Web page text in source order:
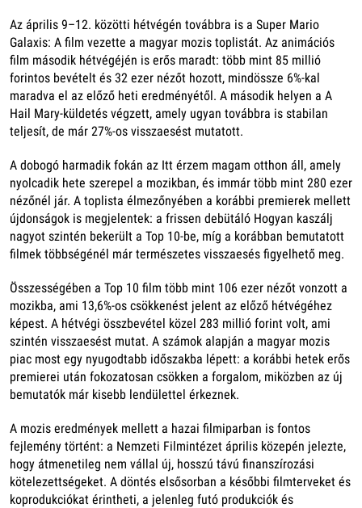
Az április 9–12. közötti hétvégén továbbra is a Super Mario
Galaxis: A film vezette a magyar mozis toplistát. Az animációs
film második hétvégéjén is erős maradt: több mint 85 millió
forintos bevételt és 32 ezer nézőt hozott, mindössze 6%-kal
maradva el az előző heti eredményétől. A második helyen a A
Hail Mary-küldetés végzett, amely ugyan továbbra is stabilan
teljesít, de már 27%-os visszaesést mutatott.
A dobogó harmadik fokán az Itt érzem magam otthon áll, amely
nyolcadik hete szerepel a mozikban, és immár több mint 280 ezer
nézőnél jár. A toplista élmezőnyében a korábbi premierek mellett
újdonságok is megjelentek: a frissen debütáló Hogyan kaszálj
nagyot szintén bekerült a Top 10-be, míg a korábban bemutatott
filmek többségénél már természetes visszaesés figyelhető meg.
Összességében a Top 10 film több mint 106 ezer nézőt vonzott a
mozikba, ami 13,6%-os csökkenést jelent az előző hétvégéhez
képest. A hétvégi összbevétel közel 283 millió forint volt, ami
szintén visszaesést mutat. A számok alapján a magyar mozis
piac most egy nyugodtabb időszakba lépett: a korábbi hetek erős
premierei után fokozatosan csökken a forgalom, miközben az új
bemutatók már kisebb lendülettel érkeznek.
A mozis eredmények mellett a hazai filmiparban is fontos
fejlemény történt: a Nemzeti Filmintézet április közepén jelezte,
hogy átmenetileg nem vállal új, hosszú távú finanszírozási
kötelezettségeket. A döntés elsősorban a későbbi filmterveket és
koprodukciókat érintheti, a jelenleg futó produkciók és